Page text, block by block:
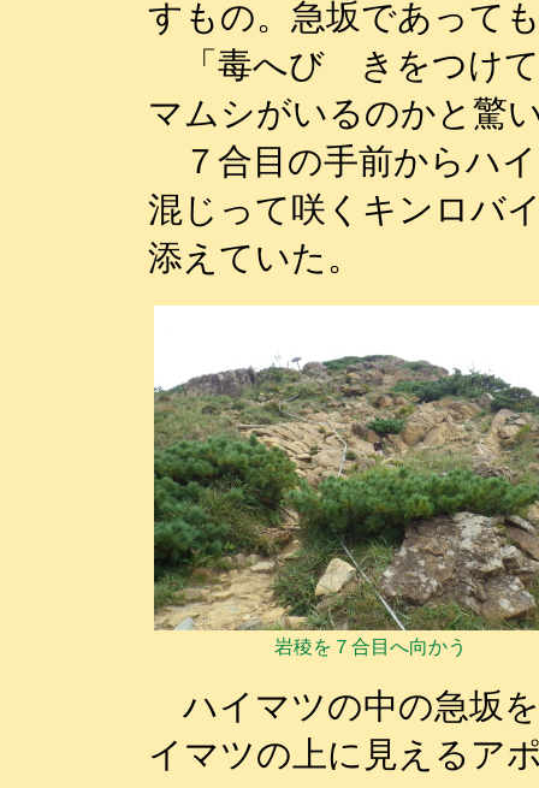
すもの。急坂であって
「毒へび きをつけて
マムシがいるのかと驚
７合目の手前からハ
混じって咲くキンロバ
添えていた。
岩稜を７合目へ向かう
ハイマツの中の急坂
イマツの上に見えるア